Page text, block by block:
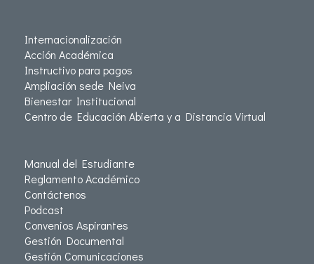
Internacionalización
Acción Académica
Instructivo para pagos
Ampliación sede Neiva
Bienestar Institucional
Centro de Educación Abierta y a Distancia Virtual
Manual del Estudiante
Reglamento Académico
Contáctenos
Podcast
Convenios Aspirantes
Gestión Documental
Gestión Comunicaciones